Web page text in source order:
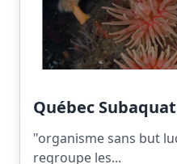
Québec
"organisme sans but
regroupe les...